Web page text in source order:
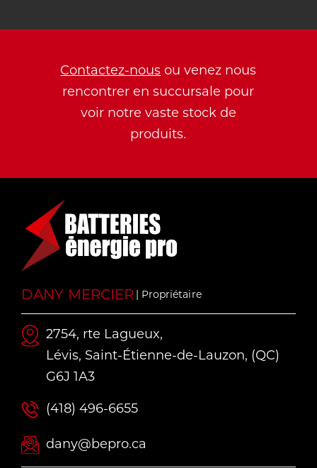
Contactez-nous ou venez nous
rencontrer en succursale pour
voir notre vaste stock de
produits.
DANY MERCIER | Propriétaire
2754, rte Lagueux,
Lévis, Saint-Étienne-de-Lauzon, (QC)
G6J 1A3
(418) 496-6655
dany@bepro.ca